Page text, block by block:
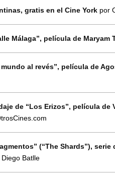
gratis en el Cine York por
Málaga”, película de Maryam
mundo al revés”, película de
de “Los Erizos”, película de
(“The Shards”),
Diego Batlle